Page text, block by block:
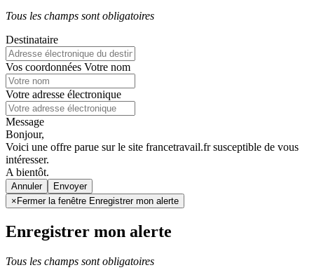
Tous les champs sont obligatoires
Destinataire
Vos coordonnées Votre nom
Votre adresse électronique
Message
Bonjour,
Voici une offre parue sur le site francetravail.fr susceptible de vous
intéresser.
A bientôt.
Annuler
× Fermer la fenêtre Enregistrer mon alerte
Enregistrer mon alerte
Tous les champs sont obligatoires